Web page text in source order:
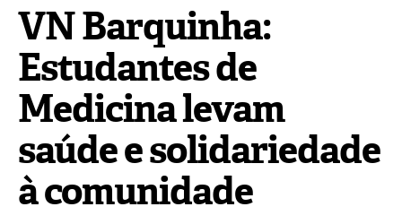
VN Barquinha:
Estudantes de
Medicina levam
saúde e solidariedade
à comunidade